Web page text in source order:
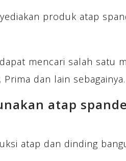
produk atap
mencari salah satu
dan lain sebagainya.
atap
atap dan dinding